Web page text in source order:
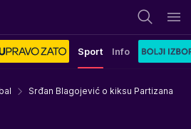
Sport Info
Srđan Blagojević o kiksu Partizana